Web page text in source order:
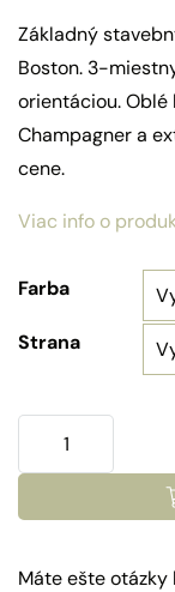
Základný
Boston. 3-
orientáciou. Oblé
Champagner a
cene.
Viac info o
Farba
Strana
Máte ešte otázky